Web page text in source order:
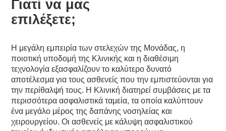
Γιατί να μας
επιλέξετε;
Η μεγάλη εμπειρία των στελεχών της Μονάδας, η
ποιοτική υποδομή της Κλινικής και η διαθέσιμη
τεχνολογία εξασφαλίζουν το καλύτερο δυνατό
αποτέλεσμα για τους ασθενείς που την εμπιστεύονται για
την περίθαλψή τους. Η Κλινική διατηρεί συμβάσεις με τα
περισσότερα ασφαλιστικά ταμεία, τα οποία καλύπτουν
ένα μεγάλο μέρος της δαπάνης νοσηλείας και
χειρουργείου. Οι ασθενείς με κάλυψη ασφαλιστικού